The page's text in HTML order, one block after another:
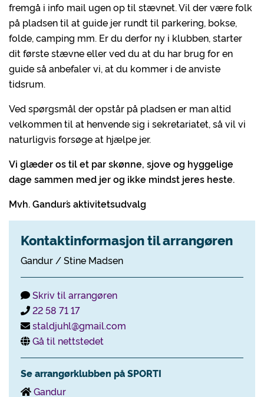
fremgå i info mail ugen op til stævnet. Vil der være folk
på pladsen til at guide jer rundt til parkering, bokse,
folde, camping mm. Er du derfor ny i klubben, starter
dit første stævne eller ved du at du har brug for en
guide så anbefaler vi, at du kommer i de anviste
tidsrum.
Ved spørgsmål der opstår på pladsen er man altid
velkommen til at henvende sig i sekretariatet, så vil vi
naturligvis forsøge at hjælpe jer.
Vi glæder os til et par skønne, sjove og hyggelige
dage sammen med jer og ikke mindst jeres heste.
Mvh. Gandur´s aktivitetsudvalg
Kontaktinformasjon til arrangøren
Gandur / Stine Madsen
Skriv til arrangøren
22 58 71 17
staldjuhl@gmail.com
Gå til nettstedet
Se arrangørklubben på SPORTI
Gandur